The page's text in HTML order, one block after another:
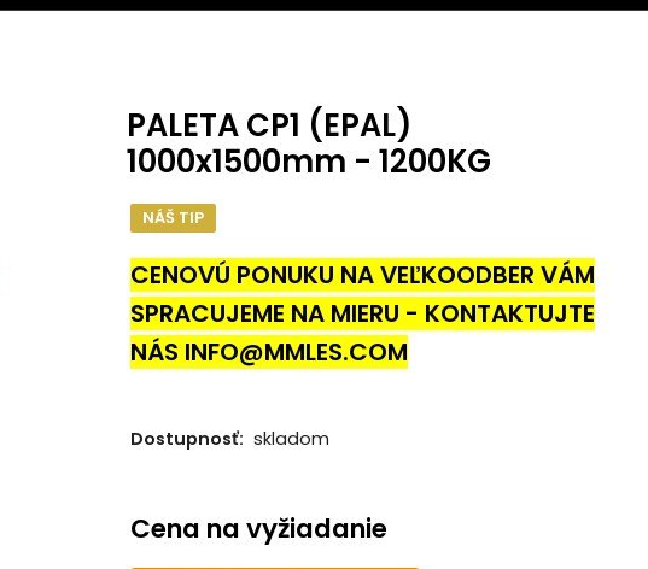
PALETA CP1 (EPAL)
1000x1500mm - 1200KG
NÁŠ TIP
CENOVÚ PONUKU NA VEĽKOODBER VÁM
SPRACUJEME NA MIERU - KONTAKTUJTE
NÁS INFO@MMLES.COM
Dostupnosť: skladom
Cena na vyžiadanie